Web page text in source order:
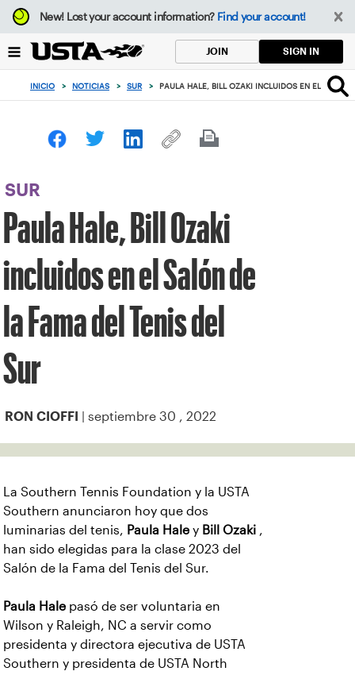
Enfoque
desde
botón
volver
principio
New!Lost your account information? Find your account!
JOIN SIGN IN
INICIO > NOTICIAS > SUR > PAULA HALE, BILL OZAKI INCLUIDOS EN EL SALÓN
SUR
Paula Hale, Bill Ozaki
incluidos en el Salón de
la Fama del Tenis del
Sur
RON CIOFFI | septiembre 30 , 2022
La Southern Tennis Foundation y la USTA
Southern anunciaron hoy que dos
luminarias del tenis, Paula Hale y Bill Ozaki ,
han sido elegidas para la clase 2023 del
Salón de la Fama del Tenis del Sur.
Paula Hale pasó de ser voluntaria en
Wilson y Raleigh, NC a servir como
presidenta y directora ejecutiva de USTA
Southern y presidenta de USTA North